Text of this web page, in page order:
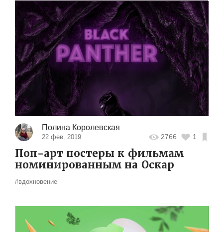
Полина Королевская
22 фев. 2019 2766 1
Поп-арт постеры к фильмам
номинированным на Оскар
#вдохновение